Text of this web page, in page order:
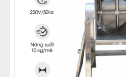
DÂY CHUYỀN LÀM BÁNH
MÁY TRỘN BỘT ĐÁNH TRỨNG
MÁY CHIA BỘT BÁNH MÌ